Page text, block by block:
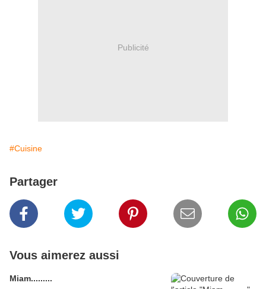
Publicité
#Cuisine
Partager
Vous aimerez aussi
Miam.........